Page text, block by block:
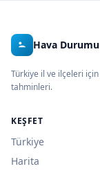
Hava Durumu
Türkiye il ve ilçeleri
tahminleri.
KEŞFET
Türkiye
Harita